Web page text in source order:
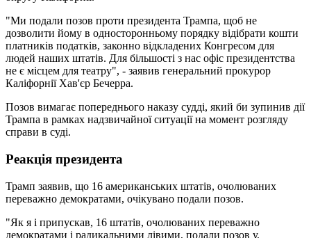
"Ми подали позов проти президента Трампа, щоб не
дозволити йому в односторонньому порядку відібрати кошти
платників податків, законно відкладених Конгресом для
людей наших штатів. Для більшості з нас офіс президентства
не є місцем для театру", - заявив генеральний прокурор
Каліфорнії Хав'єр Бечерра.
Позов вимагає попереднього наказу судді, який би зупинив дії
Трампа в рамках надзвичайної ситуації на момент розгляду
справи в суді.
Реакція президента
Трамп заявив, що 16 американських штатів, очолюваних
переважно демократами, очікувано подали позов.
"Як я і припускав, 16 штатів, очолюваних переважно
демократами і радикальними лівими, подали позов у,